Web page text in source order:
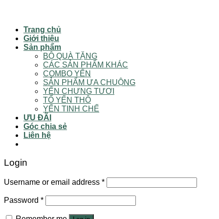
Trang chủ
Giới thiệu
Sản phẩm
BỘ QUÀ TẶNG
CÁC SẢN PHẨM KHÁC
COMBO YẾN
SẢN PHẨM ƯA CHUỘNG
YẾN CHƯNG TƯƠI
TỔ YẾN THÔ
YẾN TINH CHẾ
ƯU ĐÃI
Góc chia sẻ
Liên hệ
Login
Username or email address *
Password *